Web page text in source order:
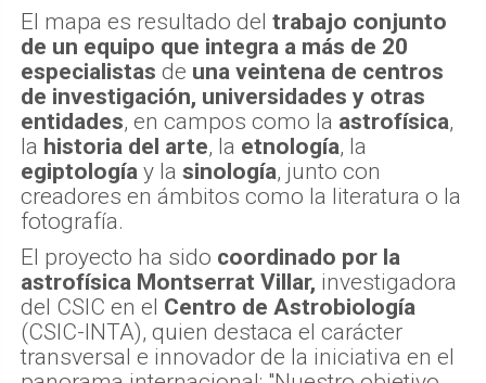
El mapa es resultado del trabajo conjunto
de un equipo que integra a más de 20
especialistas de una veintena de centros
de investigación, universidades y otras
entidades, en campos como la astrofísica,
la historia del arte, la etnología, la
egiptología y la sinología, junto con
creadores en ámbitos como la literatura o la
fotografía.
El proyecto ha sido coordinado por la
astrofísica Montserrat Villar, investigadora
del CSIC en el Centro de Astrobiología
(CSIC-INTA), quien destaca el carácter
transversal e innovador de la iniciativa en el